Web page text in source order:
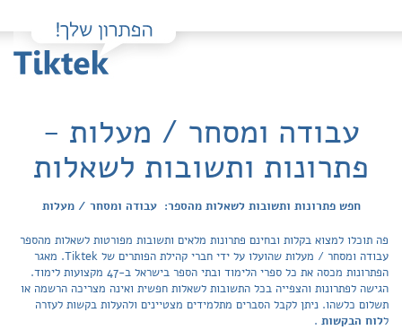
עבודה ומסחר / מעלות -
פתרונות ותשובות לשאלות
חפש פתרונות ותשובות לשאלות מהספר: עבודה ומסחר / מעלות
פה תוכלו למצוא בקלות ובחינם פתרונות מלאים ותשובות מפורטות לשאלות מהספר
עבודה ומסחר / מעלות שהועלו על ידי חברי קהילת הפותרים של Tiktek. מאגר
הפתרונות מכסה את כל ספרי הלימוד ובתי הספר בישראל ב-47 מקצועות לימוד.
הגישה לפתרונות והצפייה בכל התשובות לשאלות חפשית ואינה מצריכה הרשמה או
תשלום כלשהו. ניתן לקבל הסברים מתלמידים מצטיינים ולהעלות בקשות לעזרה
ללוח הבקשות .